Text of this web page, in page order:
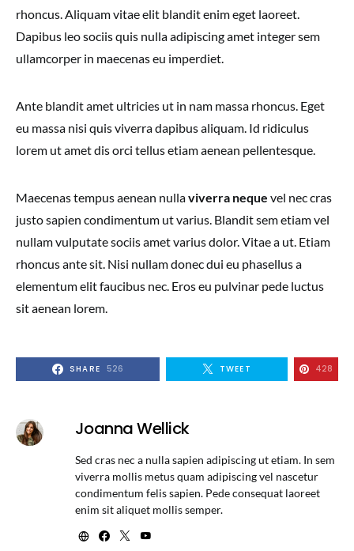
rhoncus. Aliquam vitae elit blandit enim eget laoreet.
Dapibus leo sociis quis nulla adipiscing amet integer sem
ullamcorper in maecenas eu imperdiet.
Ante blandit amet ultricies ut in nam massa rhoncus. Eget
eu massa nisi quis viverra dapibus aliquam. Id ridiculus
lorem ut amet dis orci tellus etiam aenean pellentesque.
Maecenas tempus aenean nullaviverra neque vel nec cras
justo sapien condimentum ut varius. Blandit sem etiam vel
nullam vulputate sociis amet varius dolor. Vitae a ut. Etiam
rhoncus ante sit. Nisi nullam donec dui eu phasellus a
elementum elit faucibus nec. Eros eu pulvinar pede luctus
sit aenean lorem.
SHARE 526 TWEET 428
Joanna Wellick
Sed cras nec a nulla sapien adipiscing ut etiam. In sem
viverra mollis metus quam adipiscing vel nascetur
condimentum felis sapien. Pede consequat laoreet
enim sit aliquet mollis semper.